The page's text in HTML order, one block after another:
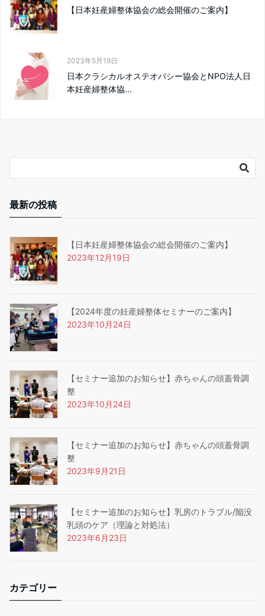
【日本妊産婦整体協会の総会開催のご案内】
2023年5月19日
日本クラシカルオステオパシー協会とNPO法人日
本妊産婦整体協...
最新の投稿
【日本妊産婦整体協会の総会開催のご案内】
2023年12月19日
【2024年度の妊産婦整体セミナーのご案内】
2023年10月24日
【セミナー追加のお知らせ】赤ちゃんの頭蓋骨調
整
2023年10月24日
【セミナー追加のお知らせ】赤ちゃんの頭蓋骨調
整
2023年9月21日
【セミナー追加のお知らせ】乳房のトラブル/陥没
乳頭のケア（理論と対処法）
2023年6月23日
カテゴリー